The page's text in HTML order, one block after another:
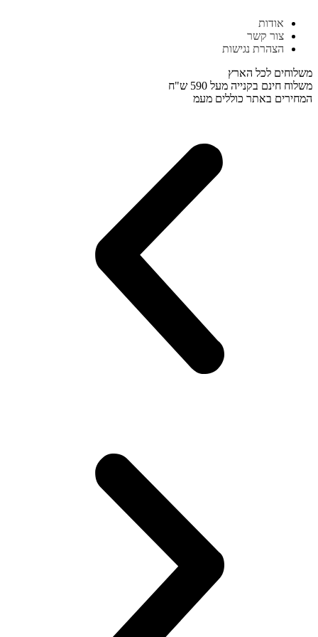
לתוכן
אודות
צור קשר
הצהרת נגישות
משלוחים לכל הארץ
משלוח חינם בקנייה מעל 590 ש"ח
המחירים באתר כוללים מעמ